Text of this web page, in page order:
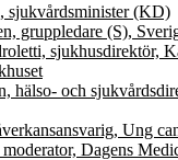
sjukvårdsminister (KD)
gruppledare (S),
sjukhusdirektör,
hälso- och
Ung
Dagens